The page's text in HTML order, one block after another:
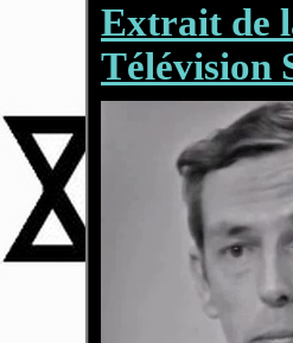
Extrait de
Télévision